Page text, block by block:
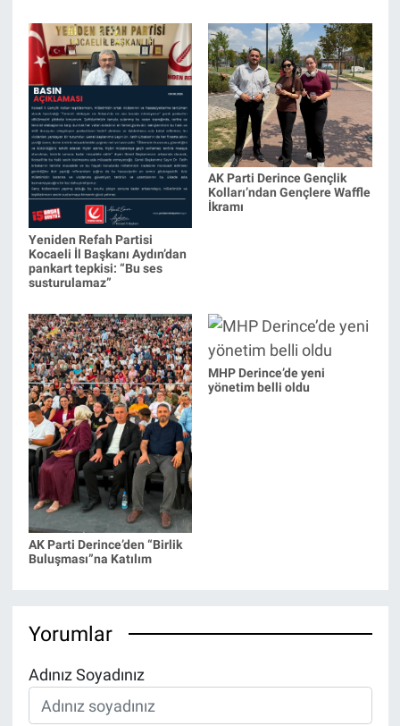
Yeniden Refah Partisi
Kocaeli İl Başkanı Aydın’dan
pankart tepkisi: “Bu ses
susturulamaz”
AK Parti Derince Gençlik
Kolları’ndan Gençlere Waffle
İkramı
AK Parti Derince’den “Birlik
Buluşması”na Katılım
MHP Derince’de yeni
yönetim belli oldu
Yorumlar
Adınız Soyadınız